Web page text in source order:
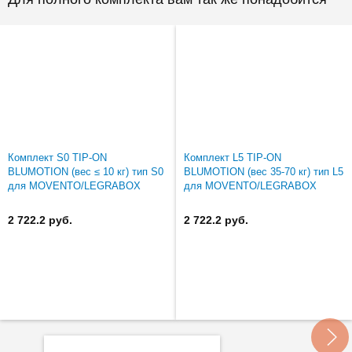
Комплект S0 TIP-ON
BLUMOTION (вес ≤ 10 кг) тип S0
для MOVENTO/LEGRABOX
2 722.2 руб.
Комплект L5 TIP-ON
BLUMOTION (вес 35-70 кг) тип L5
для MOVENTO/LEGRABOX
2 722.2 руб.